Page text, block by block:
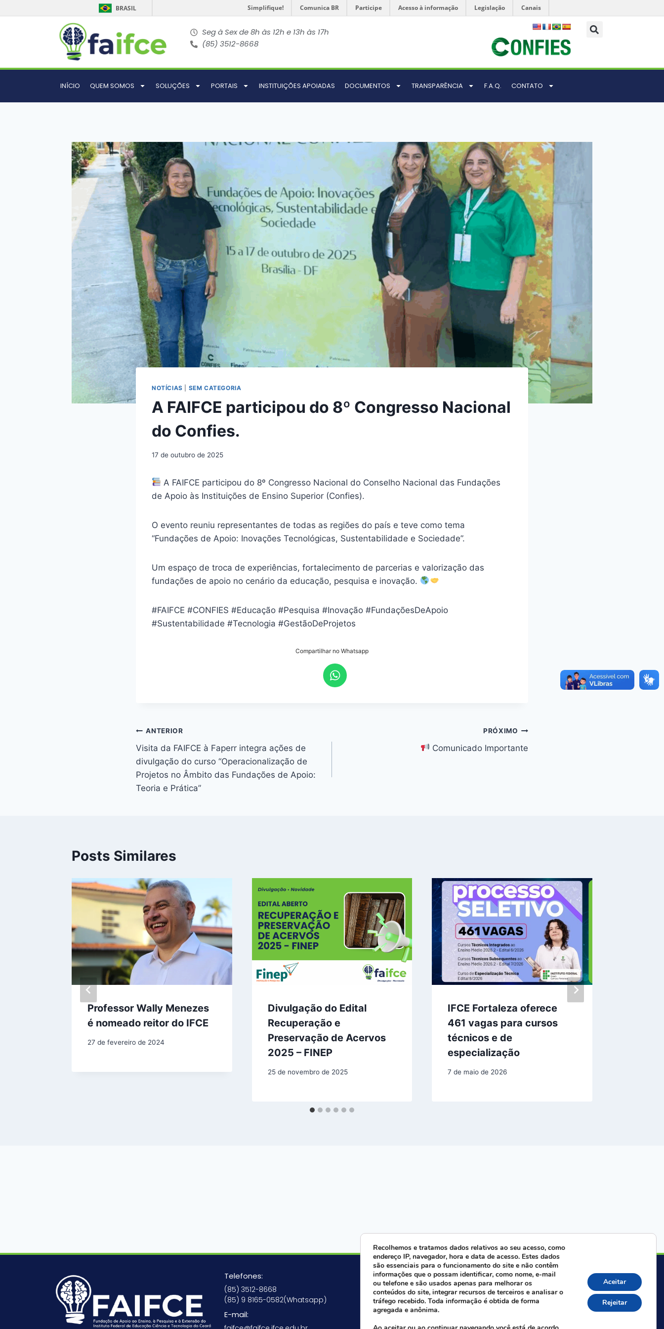
BRASIL Simplifique! Comunica BR Participe Acesso à informação Legislação Canais
Seg à Sex de 8h às 12h e 13h às 17h
(85) 3512-8668
INÍCIO QUEM SOMOS SOLUÇÕES PORTAIS INSTITUIÇÕES APOIADAS DOCUMENTOS TRANSPARÊNCIA F.A.Q. CONTATO
NOTÍCIAS SEM CATEGORIA
A FAIFCE participou do 8º Congresso Nacional
do Confies.
17 de outubro de 2025
A FAIFCE participou do 8º Congresso Nacional do Conselho Nacional das Fundações
de Apoio às Instituições de Ensino Superior (Confies).
O evento reuniu representantes de todas as regiões do país e teve como tema
“Fundações de Apoio: Inovações Tecnológicas, Sustentabilidade e Sociedade”.
Um espaço de troca de experiências, fortalecimento de parcerias e valorização das
fundações de apoio no cenário da educação, pesquisa e inovação.
#FAIFCE #CONFIES #Educação #Pesquisa #Inovação #FundaçõesDeApoio
#Sustentabilidade #Tecnologia #GestãoDeProjetos
Compartilhar no Whatsapp
ANTERIOR
Visita da FAIFCE à Faperr integra ações de
divulgação do curso “Operacionalização de
Projetos no Âmbito das Fundações de Apoio:
Teoria e Prática”
PRÓXIMO
Comunicado Importante
Posts Similares
Professor Wally Menezes
é nomeado reitor do IFCE
27 de fevereiro de 2024
Divulgação do Edital
Recuperação e
Preservação de Acervos
2025 – FINEP
25 de novembro de 2025
IFCE Fortaleza oferece
461 vagas para cursos
técnicos e de
especialização
7 de maio de 2026
Telefones:
(85) 3512-8668
(85) 9 8165-0582(Whatsapp)
E-mail:
Fale agora com nossa equipe:
Whatsapp da FAIFCE
Recolhemos e tratamos dados relativos ao seu acesso, como
endereço IP, navegador, hora e data de acesso. Estes dados
são essenciais para o funcionamento do site e não contêm
informações que o possam identificar, como nome, e-mail
ou telefone e são usados apenas para melhorar os
conteúdos do site, integrar recursos de terceiros e analisar o
tráfego recebido. Toda informação é obtida de forma
agregada e anônima.
Aceitar
Rejeitar